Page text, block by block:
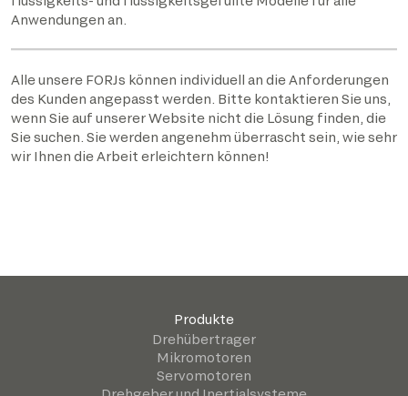
Anwendungen an.
Alle unsere FORJs können individuell an die Anforderungen
des Kunden angepasst werden. Bitte kontaktieren Sie uns,
wenn Sie auf unserer Website nicht die Lösung finden, die
Sie suchen. Sie werden angenehm überrascht sein, wie sehr
wir Ihnen die Arbeit erleichtern können!
Produkte
Drehübertrager
Mikromotoren
Servomotoren